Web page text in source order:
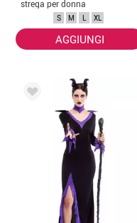
strega per donna
S M L XL
AGGIUNGI